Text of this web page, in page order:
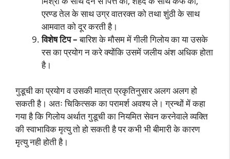
एरण्ड तेल के साथ उग्र वातरक्त को तथा शुंठी के साथ
आमवात को दूर करती है।
विशेष टिप –बारिश के मौसम में गीली गिलोय का या उसके
रस का प्रयोग न करे क्योंकि उसमें जलीय अंश अधिक होता
है।
गुडूची का प्रयोग व उसकी मात्रा प्रकृतिनुसार अलग अलग हो
सकती है। अतः चिकित्सक का परामर्श अवश्य ले। ग्रन्थों में कहा
गया है कि गिलोय अर्थात गुडूची का नियमित सेवन करनेवाले व्यक्ति
की स्वाभाविक मृत्यु तो हो सकती है पर कभी भी बीमारी के कारण
मृत्यु नही होती है।